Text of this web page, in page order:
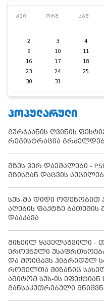
კვი ორშ სამ
2
3 4
9
10 11
16
17 18
23
24 25
30
31
ᲞᲝᲞᲣᲚᲐᲠᲣᲚᲘ
გურჯაანის ღვინის
რეგისტრაცია
მზეს ვერ დაემალები -
მზისგან დაცვის
სუს-მა დიდი ოდენობით
აღების ფაქტზე
დააკავა
მიხეილ ყაველაშვილი -
ეროვნული
და მოიცავს ჰიბრიდულ
რომელთა მიზანიც
ამიტომ სუს-ის ეფექტიან
განსაკუთრებული